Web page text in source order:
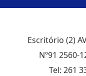
Escritório (2)
Nº91 2560-
Tel: 261